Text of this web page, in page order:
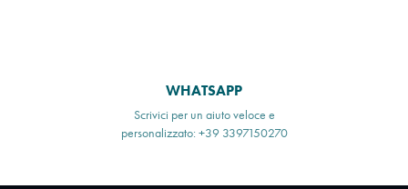
WHATSAPP
Scrivici per un aiuto veloce e
personalizzato: +39 3397150270